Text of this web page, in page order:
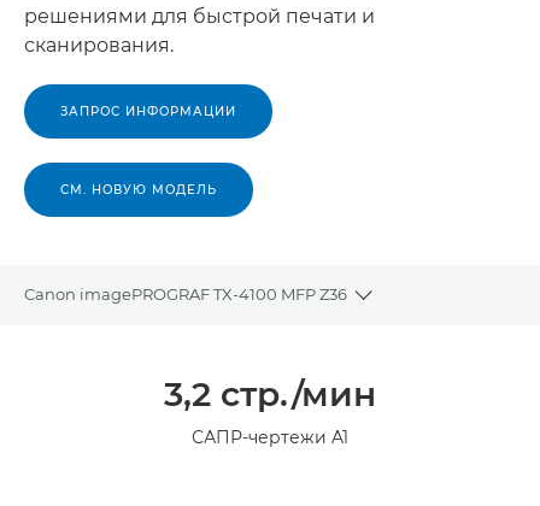
решениями для быстрой печати и
сканирования.
ЗАПРОС ИНФОРМАЦИИ
СМ. НОВУЮ МОДЕЛЬ
Canon imagePROGRAF TX-4100 MFP Z36
Toggle breadcrumbs
Технические характеристики3,2 стр./мин
САПР-чертежи A1